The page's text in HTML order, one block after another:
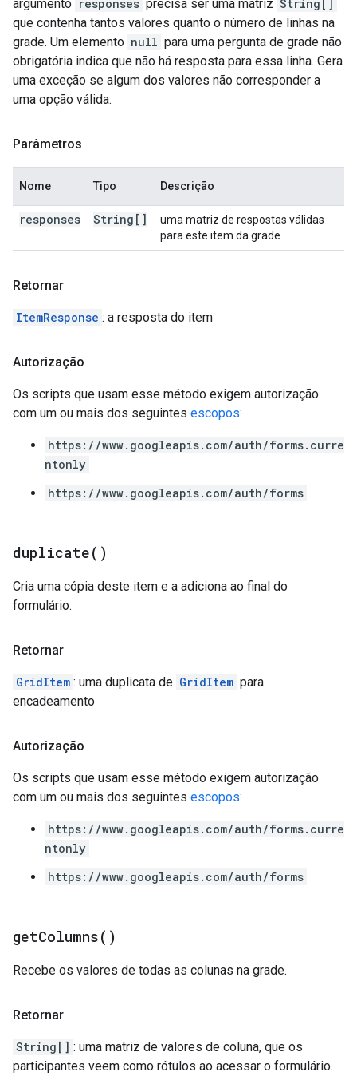
argumento responses precisa ser uma matriz String[]
que contenha tantos valores quanto o número de linhas na
grade. Um elemento null para uma pergunta de grade não
obrigatória indica que não há resposta para essa linha. Gera
uma exceção se algum dos valores não corresponder a
uma opção válida.
Parâmetros
Nome Tipo Descrição
responses String[]
uma matriz de respostas válidas
para este item da grade
Retornar
ItemResponse : a resposta do item
Autorização
Os scripts que usam esse método exigem autorização
com um ou mais dos seguintes escopos:
https://www.googleapis.com/auth/forms.curre
ntonly
https://www.googleapis.com/auth/forms
duplicate( )
Cria uma cópia deste item e a adiciona ao final do
formulário.
Retornar
GridItem : uma duplicata de GridItem para
encadeamento
Autorização
Os scripts que usam esse método exigem autorização
com um ou mais dos seguintes escopos:
https://www.googleapis.com/auth/forms.curre
ntonly
https://www.googleapis.com/auth/forms
getColumns( )
Recebe os valores de todas as colunas na grade.
Retornar
String[] : uma matriz de valores de coluna, que os
participantes veem como rótulos ao acessar o formulário.